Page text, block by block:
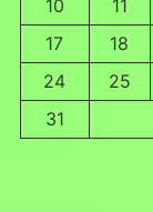
10
11
17
18
24
25
31